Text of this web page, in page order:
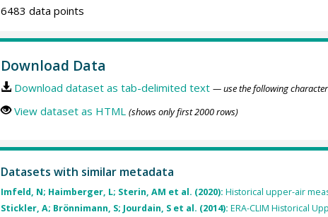
6483 data points
Download Data
Download dataset as tab-delimited text — use the following
View dataset as HTML (shows only first 2000 rows)
Datasets with similar metadata
Imfeld, N; Haimberger, L; Sterin, AM et al. (2020): Historical upper-air
Stickler, A; Brönnimann, S; Jourdain, S et al. (2014): ERA-CLIM Historical